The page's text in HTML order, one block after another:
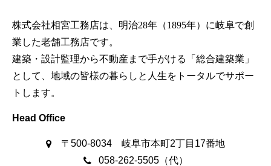
株式会社相宮工務店は、 明治28年（1895年）に岐阜で創
業した老舗工務店です。
建築・設計監理から不動産まで手がける「総合建築業」
として、地域の皆様の暮らしと人生をトータルでサポー
トします。
Head Office
〒500-8034 岐阜市本町2丁目17番地
058-262-5505（代）